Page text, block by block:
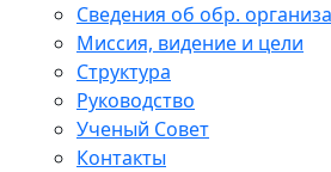
Сведения об обр.
Миссия, видение и цели
Структура
Руководство
Ученый Совет
Контакты